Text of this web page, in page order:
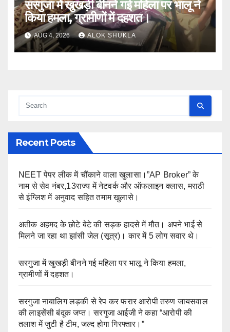
सरगुजा में खुखड़ी बीनने गई महिला पर भालू ने
किया हमला, ग्रामीणों में दहशत।
AUG 4, 2026 ALOK SHUKLA
Recent Posts
NEET पेपर लीक में चौंकाने वाला खुलासा।”AP Broker” के
नाम से सेव नंबर,13राज्य में नेटवर्क और ऑफलाइन क्लास, मराठी
से इंग्लिश में अनुवाद सहित तमाम खुलासे।
अतीक अहमद के छोटे बेटे की सड़क हादसे में मौत। अपने भाई से
मिलने जा रहा था झांसी जेल (सूत्र)। कार में 5 लोग सवार थे।
सरगुजा में खुखड़ी बीनने गई महिला पर भालू ने किया हमला,
ग्रामीणों में दहशत।
सरगुजा नाबालिग लड़की से रेप कर फरार आरोपी तरुण जायसवाल
की लाइसेंसी बंदूक जप्त। सरगुजा आईजी ने कहा “आरोपी की
तलाश में जुटी है टीम, जल्द होगा गिरफ्तार।”